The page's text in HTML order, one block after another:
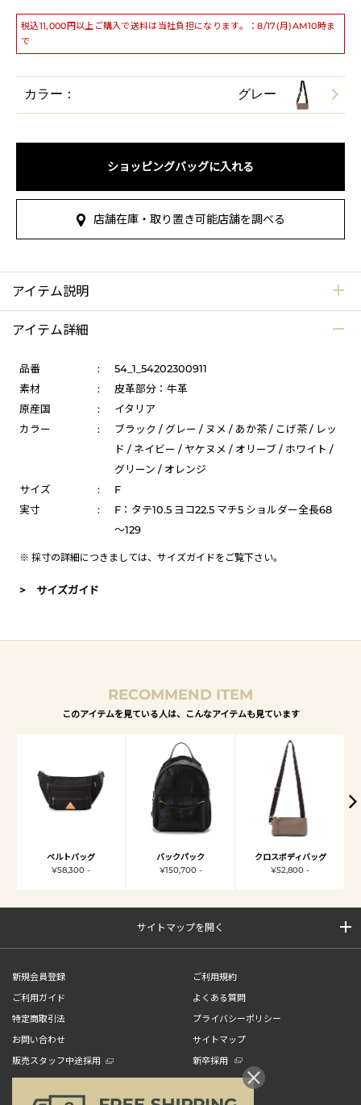
税込11,000円以上ご購入で送料は当社負担になります。：8/17(月)AM10時ま
で
カラー： グレー
ショッピングバッグに入れる
店舗在庫・取り置き可能店舗を調べる
アイテム説明
アイテム詳細
品番 :
54_1_54202300911
素材
:
皮革部分：牛革
原産国
:
イタリア
カラー
:
ブラック / グレー / ヌメ / あか茶 / こげ茶 / レッ
ド / ネイビー / ヤケヌメ / オリーブ / ホワイト /
グリーン / オレンジ
サイズ
:
F
実寸
:
F：タテ10.5 ヨコ22.5 マチ5 ショルダー全長68
～129
※ 採寸の詳細につきましては、 サイズガイドをご覧下さい。
> サイズガイド
RECOMMEND ITEM
このアイテムを見ている人は、こんなアイテムも見ています
ベルトバッグ
¥58,300 -
バックパック
¥150,700 -
クロスボディバッグ
¥52,800 -
サイトマップを開く
新規会員登録
ご利用規約
ご利用ガイド
よくある質問
特定商取引法
プライバシーポリシー
お問い合わせ
サイトマップ
販売スタッフ中途採用
新卒採用